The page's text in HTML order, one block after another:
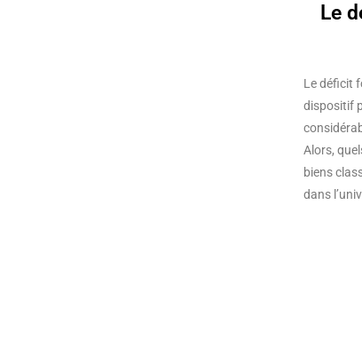
Le
Le déficit
dispositif
Alors,
biens
dans